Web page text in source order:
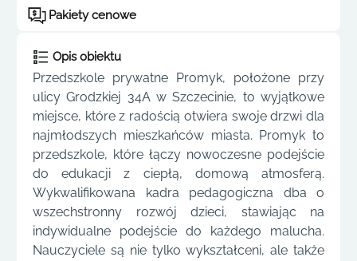
Pakiety cenowe
Opis obiektu
Przedszkole prywatne Promyk, położone przy
ulicy Grodzkiej 34A w Szczecinie, to wyjątkowe
miejsce, które z radością otwiera swoje drzwi dla
najmłodszych mieszkańców miasta. Promyk to
przedszkole, które łączy nowoczesne podejście
do edukacji z ciepłą, domową atmosferą.
Wykwalifikowana kadra pedagogiczna dba o
wszechstronny rozwój dzieci, stawiając na
indywidualne podejście do każdego malucha.
Nauczyciele są nie tylko wykształceni, ale także